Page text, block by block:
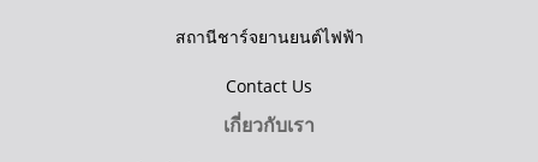
สถานีชาร์จยานยนต์ไฟฟ้า
Contact Us
เกี่ยวกับเรา